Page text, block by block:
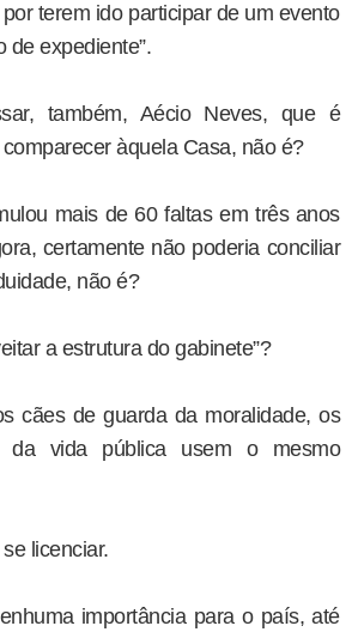
terem ido participar de um evento
de expediente”.
também, Aécio Neves, que é
àquela Casa, não é?
mais de 60 faltas em três anos
certamente não poderia conciliar
não é?
a estrutura do gabinete”?
cães de guarda da moralidade, os
da vida pública usem o mesmo
licenciar.
importância para o país, até